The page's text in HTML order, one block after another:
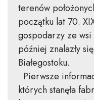
terenów
początku lat 70.
gospodarzy ze
później znalazły
Białegostoku.
Pierwsze
których stanęła